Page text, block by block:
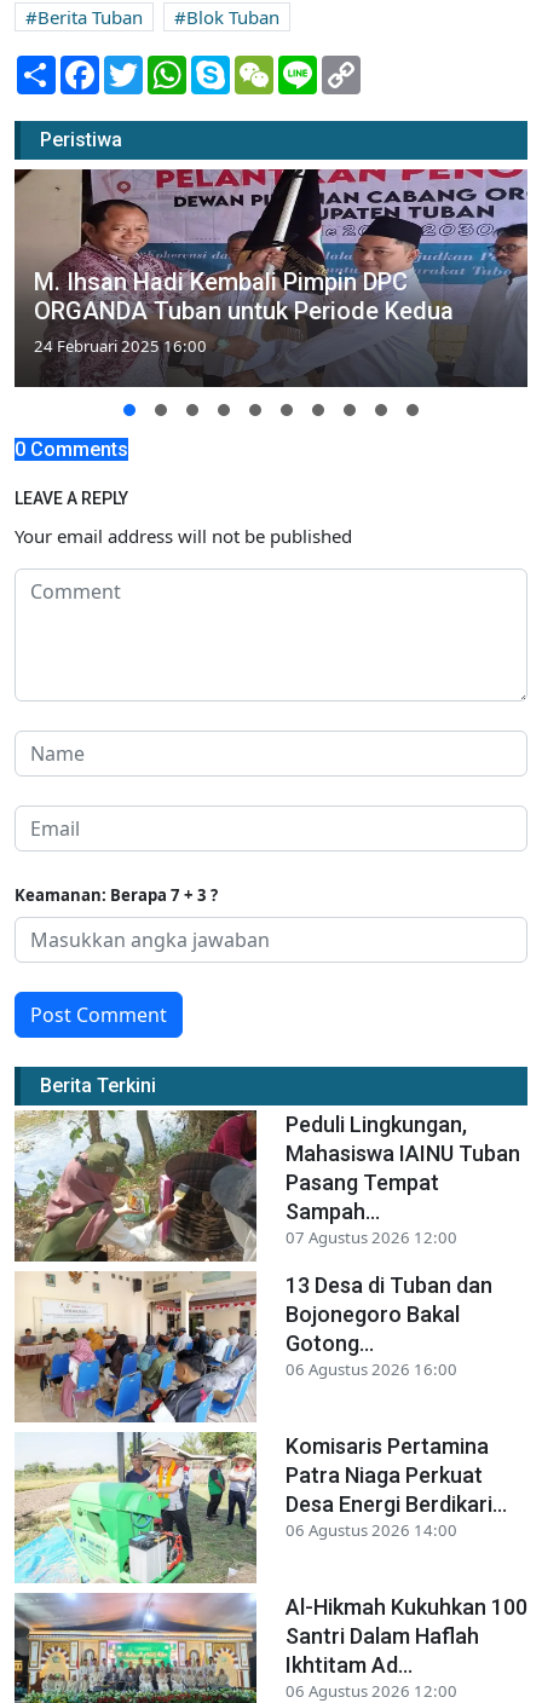
Berita Tuban
Blok Tuban
Share Facebook
TwitterWhatsApp
SkypeWeChatLine
Peristiwa
M. Ihsan Hadi Kembali Pimpin DPC
ORGANDA Tuban untuk Periode Kedua
24 Februari 2025 16:00
0 Comments
LEAVE A REPLY
Your email address will not be published
Keamanan: Berapa 7 + 3 ?
Post Comment
Berita Terkini
Peduli Lingkungan,
Mahasiswa IAINU Tuban
Pasang Tempat
Sampah...
07 Agustus 2026 12:00
13 Desa di Tuban dan
Bojonegoro Bakal
Gotong...
06 Agustus 2026 16:00
Komisaris Pertamina
Patra Niaga Perkuat
Desa Energi Berdikari...
06 Agustus 2026 14:00
Al-Hikmah Kukuhkan 100
Santri Dalam Haflah
Ikhtitam Ad...
06 Agustus 2026 12:00